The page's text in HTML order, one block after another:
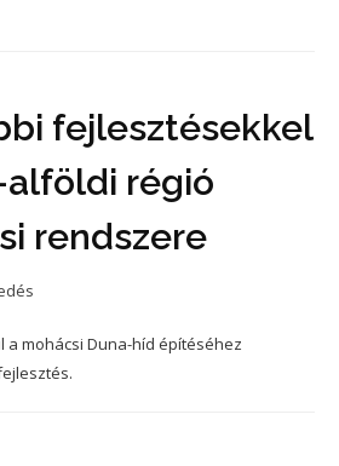
fejlesztésekkel
alföldi régió
rendszere
a mohácsi Duna-híd építéséhez